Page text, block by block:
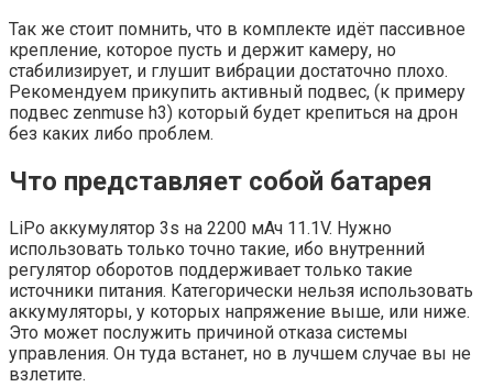
Так же стоит помнить, что в комплекте идёт пассивное
крепление, которое пусть и держит камеру, но
стабилизирует, и глушит вибрации достаточно плохо.
Рекомендуем прикупить активный подвес, (к примеру
подвес zenmuse h3) который будет крепиться на дрон
без каких либо проблем.
Что представляет собой батарея
LiPo аккумулятор 3s на 2200 мАч 11.1V. Нужно
использовать только точно такие, ибо внутренний
регулятор оборотов поддерживает только такие
источники питания. Категорически нельзя использовать
аккумуляторы, у которых напряжение выше, или ниже.
Это может послужить причиной отказа системы
управления. Он туда встанет, но в лучшем случае вы не
взлетите.